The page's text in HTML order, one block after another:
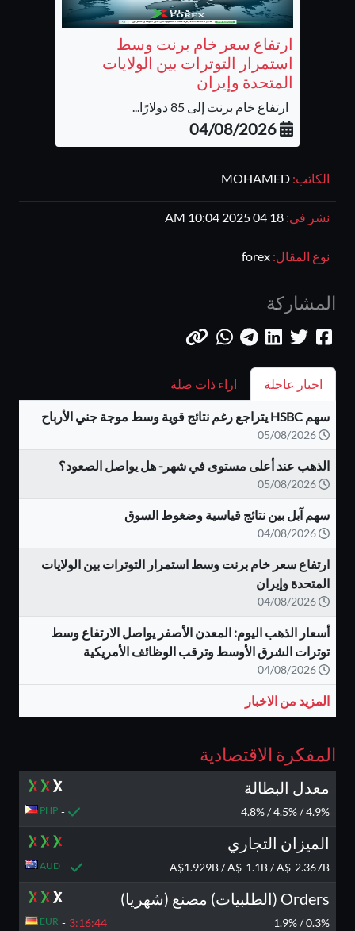
الكاتب:
نشر فى:
نوع المقال:
المشاركة
اخبار عاجلة اراء ذات صلة
سهم HSBC يتراجع رغم نتائج قوية وسط موجة جني الأرباح
الذهب عند أعلى مستوى في شهر- هل يواصل الصعود؟
سهم آبل بين نتائج قياسية وضغوط السوق
ارتفاع سعر خام برنت وسط استمرار التوترات بين الولايات
المتحدة وإيران
أسعار الذهب اليوم: المعدن الأصفر يواصل الارتفاع وسط
توترات الشرق الأوسط وترقب الوظائف الأمريكية
المزيد من الاخبار
المفكرة الاقتصادية
معدل البطالة
4.9% / 4.5% / 4.8%
-
PHP
الميزان التجاري
A$1.929B / A$-1.1B / A$-2.367B
-
AUD
Orders (الطلبيات) مصنع (شهريا)
0.3% / 1.9%
3:16:44
-
EUR
ارتفاع سعر خام برنت وسط
استمرار التوترات بين الولايات
المتحدة وإيران
ارتفاع خام برنت إلى 85 دولارًا...
04/08/2026